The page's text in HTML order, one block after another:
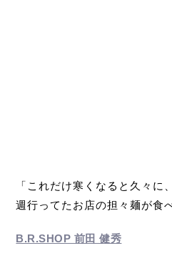
「これだけ寒くなると久々に
週行ってたお店の担々麺が食
B.R.SHOP 前田 健秀